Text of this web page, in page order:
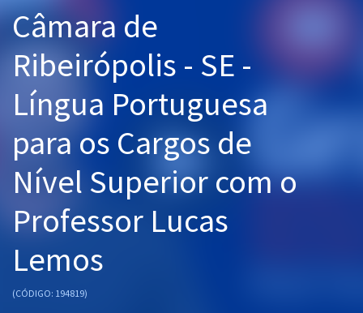
Cursos 20% OFF
Pós
Graduação
OAB
Mentorias
Questões grátis
Câmara de
Ribeirópolis - SE -
Língua Portuguesa
para os Cargos de
Nível Superior com o
Professor Lucas
Lemos
(CÓDIGO: 194819)